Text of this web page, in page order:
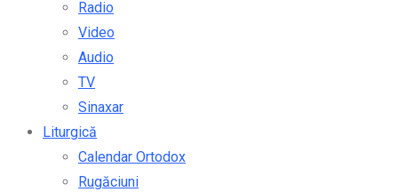
Radio
Video
Audio
TV
Sinaxar
Liturgică
Calendar Ortodox
Rugăciuni